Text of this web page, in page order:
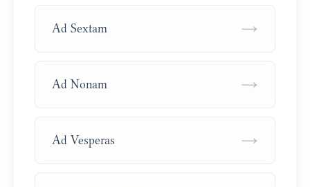
Ad Sextam →
Ad Nonam →
Ad Vesperas →